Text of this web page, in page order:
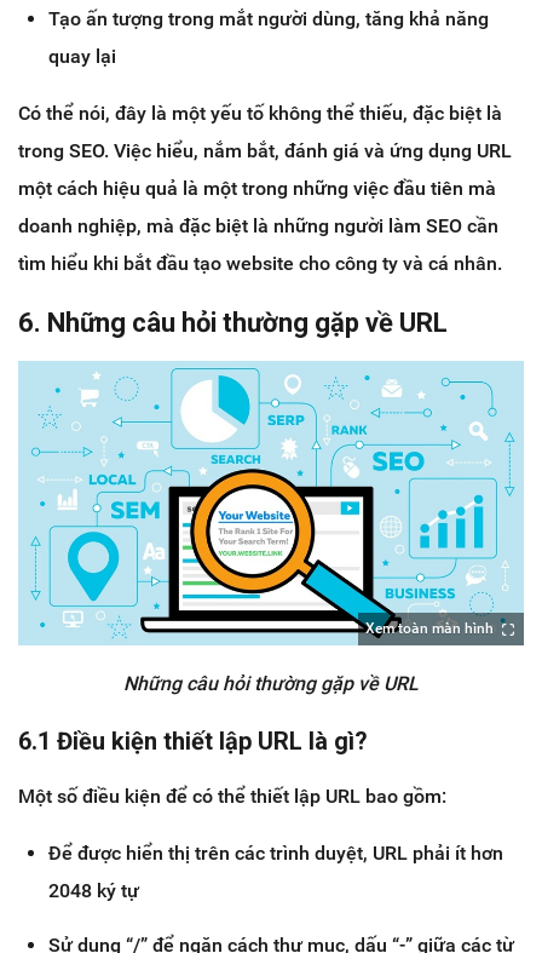
Tạo ấn tượng trong mắt người dùng, tăng khả năng
quay lại
Có thể nói, đây là một yếu tố không thể thiếu, đặc biệt là
trong SEO. Việc hiểu, nắm bắt, đánh giá và ứng dụng URL
một cách hiệu quả là một trong những việc đầu tiên mà
doanh nghiệp, mà đặc biệt là những người làm SEO cần
tìm hiểu khi bắt đầu tạo website cho công ty và cá nhân.
6. Những câu hỏi thường gặp về URL
Xem toàn màn hình
Những câu hỏi thường gặp về URL
6.1 Điều kiện thiết lập URL là gì?
Một số điều kiện để có thể thiết lập URL bao gồm:
Để được hiển thị trên các trình duyệt, URL phải ít hơn
2048 ký tự
Sử dụng “/” để ngăn cách thư mục, dấu “-” giữa các từ